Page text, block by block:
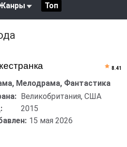
Топ
Мелодрама, Фантастика
Великобритания, США
2015
15 мая 2026
8.41